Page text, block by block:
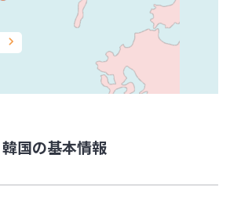
韓国の基本情報